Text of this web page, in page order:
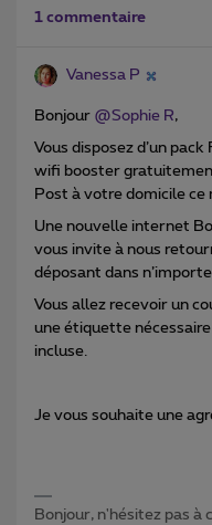
1 commentaire
Vanessa P
Bonjour @Sophie R,
Vous disposez d’un
wifi booster
Post à votre domicile
Une nouvelle internet
vous invite à nous
déposant dans
Vous allez recevoir un
une étiquette
incluse.
Je vous souhaite une
Bonjour, n'hésitez pas